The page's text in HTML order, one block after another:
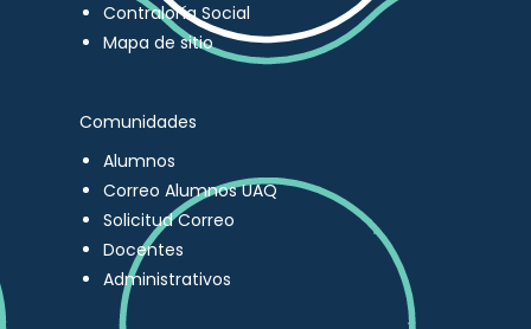
Contraloría Social
Mapa de sitio
Comunidades
Alumnos
Correo Alumnos UAQ
Solicitud Correo
Docentes
Administrativos